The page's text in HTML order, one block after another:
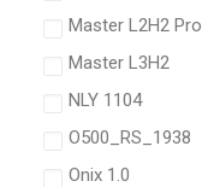
Master L2H2 Pro
Master L3H2
NLY 1104
O500_RS_1938
Onix 1.0